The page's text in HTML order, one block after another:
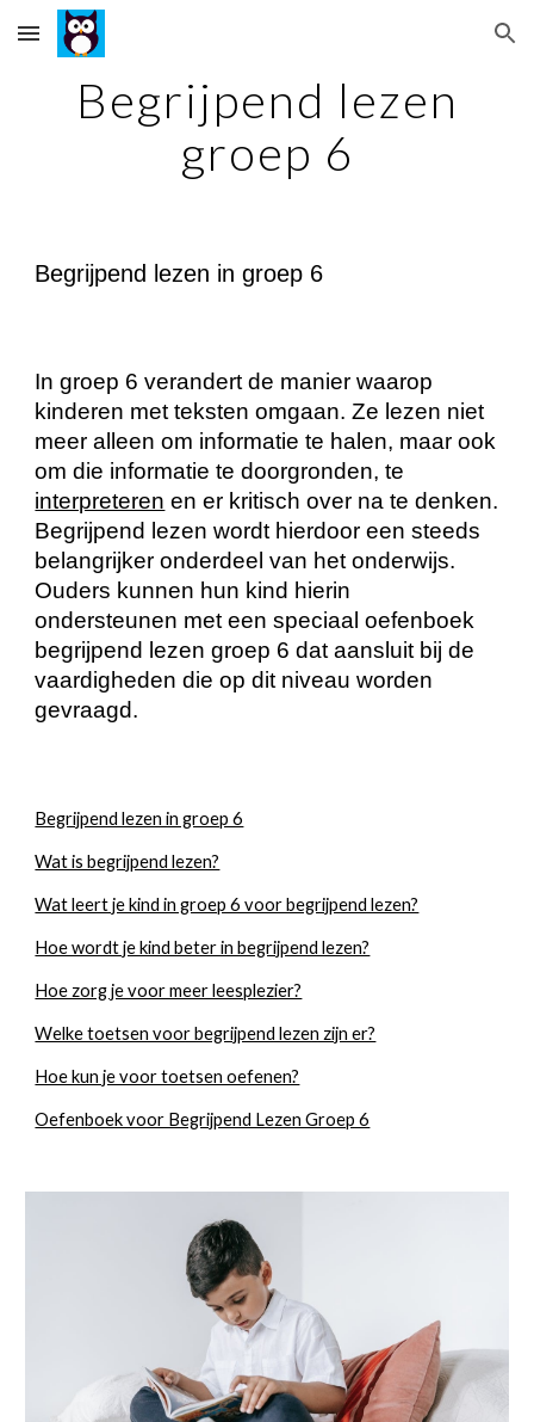
Skip to main content Skip to navigation
Begrijpend lezen
groep 6
Begrijpend lezen in groep 6
In groep 6 verandert de manier waarop
kinderen met teksten omgaan. Ze lezen niet
meer alleen om informatie te halen, maar ook
om die informatie te doorgronden, te
interpreteren en er kritisch over na te denken.
Begrijpend lezen wordt hierdoor een steeds
belangrijker onderdeel van het onderwijs.
Ouders kunnen hun kind hierin
ondersteunen met een speciaal oefenboek
begrijpend lezen groep 6 dat aansluit bij de
vaardigheden die op dit niveau worden
gevraagd.
Begrijpend lezen in groep 6
Wat is begrijpend lezen?
Wat leert je kind in groep 6 voor begrijpend lezen?
Hoe wordt je kind beter in begrijpend lezen?
Hoe zorg je voor meer leesplezier?
Welke toetsen voor begrijpend lezen zijn er?
Hoe kun je voor toetsen oefenen?
Oefenboek voor Begrijpend Lezen Groep 6